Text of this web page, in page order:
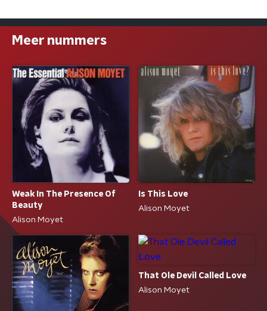
Meer nummers
Weak In The Presence Of
Beauty
Alison Moyet
Is This Love
Alison Moyet
That Ole Devil Called Love
Alison Moyet